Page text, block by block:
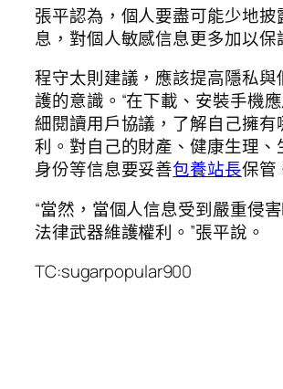
張平認為，個人要盡可能少地披
息，對個人敏感信息更多加以保
程守太則建議，應該提高隱私與
護的意識。“在下載、安裝手機
細閱讀用戶協議，了解自己擁有
利。對自己的財產、健康生理、
身份等信息要妥善包養站長保管
“當然，當個人信息受到嚴重侵
法律武器維護權利。”張平說。
TC:sugarpopular900